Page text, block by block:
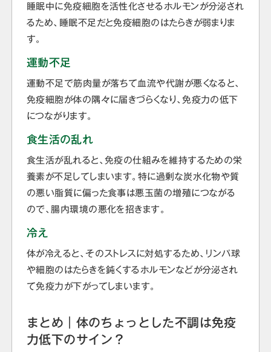
睡眠中に免疫細胞を活性化させるホルモンが分泌され
るため、睡眠不足だと免疫細胞のはたらきが弱まりま
す。
運動不足
運動不足で筋肉量が落ちて血流や代謝が悪くなると、
免疫細胞が体の隅々に届きづらくなり、免疫力の低下
につながります。
食生活の乱れ
食生活が乱れると、免疫の仕組みを維持するための栄
養素が不足してしまいます。特に過剰な炭水化物や質
の悪い脂質に偏った食事は悪玉菌の増殖につながる
ので、腸内環境の悪化を招きます。
冷え
体が冷えると、そのストレスに対処するため、リンパ球
や細胞のはたらきを鈍くするホルモンなどが分泌され
て免疫力が下がってしまいます。
まとめ｜体のちょっとした不調は免疫
力低下のサイン？